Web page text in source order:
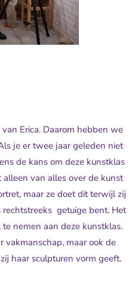
Erica. Daarom hebben we
je er twee jaar geleden niet
de kans om deze kunstklas
van alles over de kunst
maar ze doet dit terwijl zij
getuige bent. Het
nemen aan deze kunstklas.
vakmanschap, maar ook de
haar sculpturen vorm geeft.